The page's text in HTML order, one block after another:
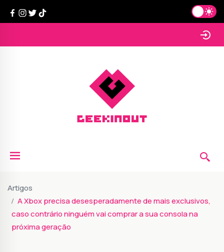
Artigos
A Xbox precisa desesperadamente de mais exclusivos,
caso contrário ninguém vai comprar a sua consola na
próxima geração